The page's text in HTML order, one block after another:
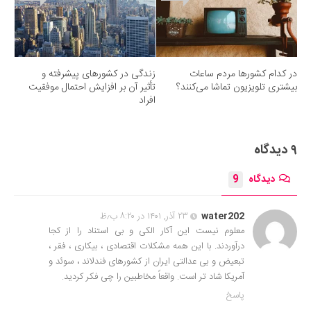
در کدام کشورها مردم ساعات
بیشتری تلویزیون تماشا می‌کنند؟
زندگی در کشورهای پیشرفته و
تأثیر آن بر افزایش احتمال موفقیت
افراد
۹ دیدگاه
دیدگاه 9
water202
۲۳ آذر, ۱۴۰۱ در ۸:۲۰ ب٫ظ
معلوم نیست این آکار الکی و بی استناد را از کجا
درآوردند. با این همه مشکلات اقتصادی ، بیکاری ، فقر ،
تبعیض و بی عدالتی ایران از کشورهای فندلاند ، سوئد و
آمریکا شاد تر است. واقعاً مخاطبین را چی فکر کردید.
پاسخ